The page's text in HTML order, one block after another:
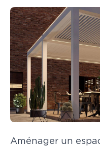
Aménager un